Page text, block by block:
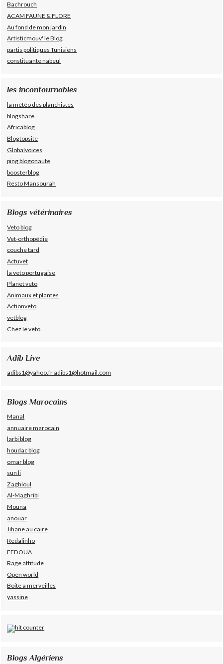
Bachrouch
ACAM FAUNE & FLORE
Au fond de mon jardin
Artisticmouv' le Blog
partis politiques Tunisiens
constituante nabeul
les incontournables
la météo des planchistes
blogshare
Africablog
Blogtopsite
Globalvoices
ping blogonaute
boosterblog
Resto Mansourah
Blogs vétérinaires
Veto blog
Vet-orthopédie
couche tard
Actuvet
la veto portugaise
Planet veto
Animaux et plantes
Actionveto
vetblog
Chez le veto
Adib Live
adibs1@yahoo.fr adibs1@hotmail.com
Blogs Marocains
Manal
annuaire marocain
larbi blog
houdac blog
omar blog
sun li
Zaghloul
Al-Maghribi
Mouna
anouar
Jihane au caire
Redalinho
FEDOUA
Rage attitude
Open world
Boite a merveilles
yassine
Blogs Algériens